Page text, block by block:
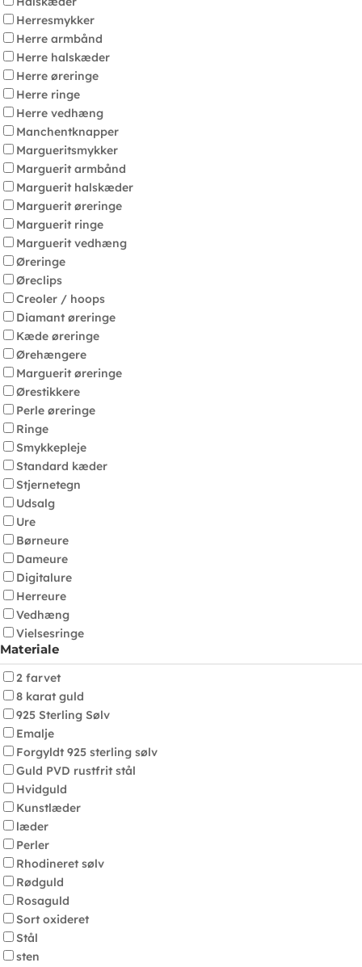
Herresmykker
Herre armbånd
Herre halskæder
Herre øreringe
Herre ringe
Herre vedhæng
Manchentknapper
Margueritsmykker
Marguerit armbånd
Marguerit halskæder
Marguerit øreringe
Marguerit ringe
Marguerit vedhæng
Øreringe
Øreclips
Creoler / hoops
Diamant øreringe
Kæde øreringe
Ørehængere
Marguerit øreringe
Ørestikkere
Perle øreringe
Ringe
Smykkepleje
Standard kæder
Stjernetegn
Udsalg
Ure
Børneure
Dameure
Digitalure
Herreure
Vedhæng
Vielsesringe
Materiale
2 farvet
8 karat guld
925 Sterling Sølv
Emalje
Forgyldt 925 sterling sølv
Guld PVD rustfrit stål
Hvidguld
Kunstlæder
læder
Perler
Rhodineret sølv
Rødguld
Rosaguld
Sort oxideret
Stål
sten